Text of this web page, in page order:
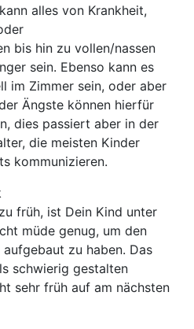
alles von Krankheit,
bis hin zu vollen/nassen
sein. Ebenso kann es
im Zimmer sein, oder aber
Ängste können hierfür
dies passiert aber in der
die meisten Kinder
kommunizieren.
früh, ist Dein Kind unter
müde genug, um den
zu haben. Das
schwierig gestalten
sehr früh auf am nächsten